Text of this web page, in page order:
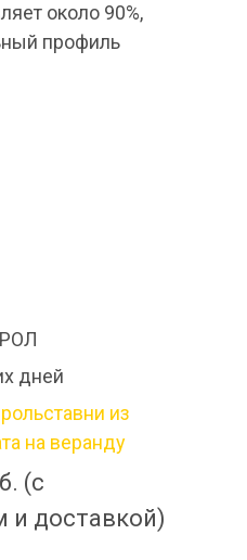
около 90%,
профиль
дней
из
на веранду
(с
и доставкой)